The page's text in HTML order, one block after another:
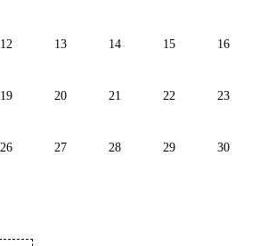
12 13 14 15 16
19 20 21 22 23
26 27 28 29 30